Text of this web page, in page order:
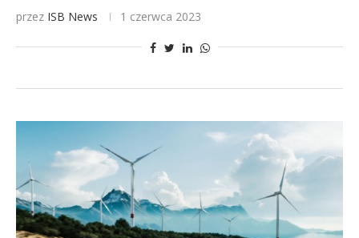
przez ISB News 1 czerwca 2023